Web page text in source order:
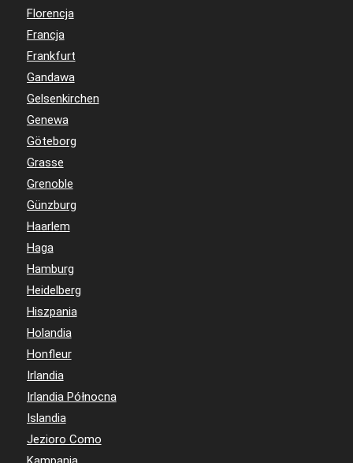
Florencja
Francja
Frankfurt
Gandawa
Gelsenkirchen
Genewa
Göteborg
Grasse
Grenoble
Günzburg
Haarlem
Haga
Hamburg
Heidelberg
Hiszpania
Holandia
Honfleur
Irlandia
Irlandia Północna
Islandia
Jezioro Como